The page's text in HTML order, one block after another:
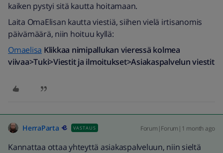
kaiken pystyi sitä kautta hoitamaan.
Laita OmaElisan kautta viestiä, siihen vielä irtisanomis
päivämäärä, niin hoituu kyllä:
Omaelisa Klikkaa nimipallukan vieressä kolmea
viivaa>Tuki>Viestit ja ilmoitukset>Asiakaspalvelun viestit
HerraParta VASTAUS Forum|Forum|1 month ago
Kannattaa ottaa yhteyttä asiakaspalveluun, niin sieltä